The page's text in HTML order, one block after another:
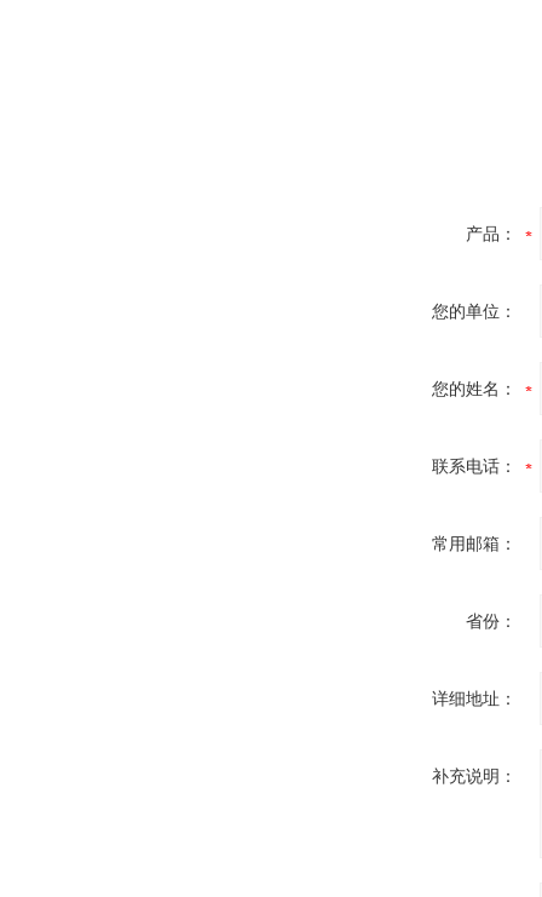
产品：
您的单位：
您的姓名：
联系电话：
常用邮箱：
省份：
详细地址：
补充说明：